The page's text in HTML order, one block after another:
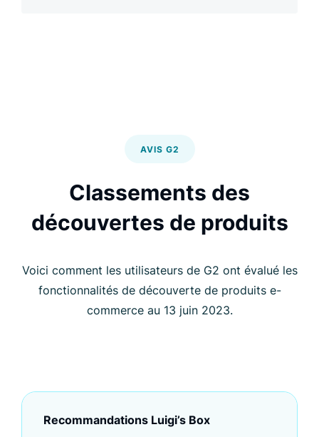
AVIS G2
Classements des
découvertes de produits
Voici comment les utilisateurs de G2 ont évalué les
fonctionnalités de découverte de produits e-
commerce au 13 juin 2023.
Recommandations Luigi’s Box